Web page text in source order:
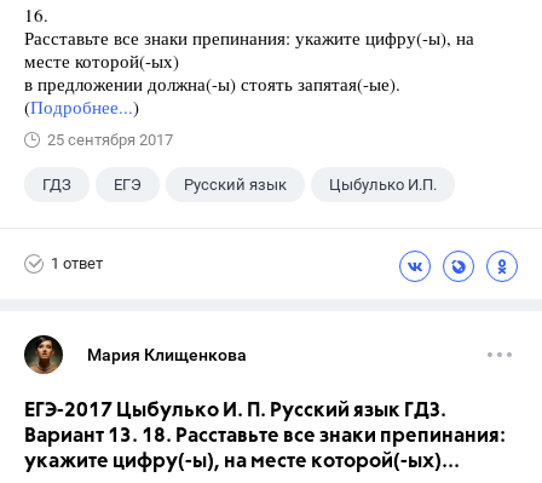
16.
Расставьте все знаки препинания: укажите цифру(-ы), на
месте которой(-ых)
в предложении должна(-ы) стоять запятая(-ые).
(Подробнее...)
25 сентября 2017
ГДЗ ЕГЭ Русский язык Цыбулько И.П.
1 ответ
Мария Клищенкова
ЕГЭ-2017 Цыбулько И. П. Русский язык ГДЗ.
Вариант 13. 18. Расставьте все знаки препинания:
укажите цифру(-ы), на месте которой(-ых)...